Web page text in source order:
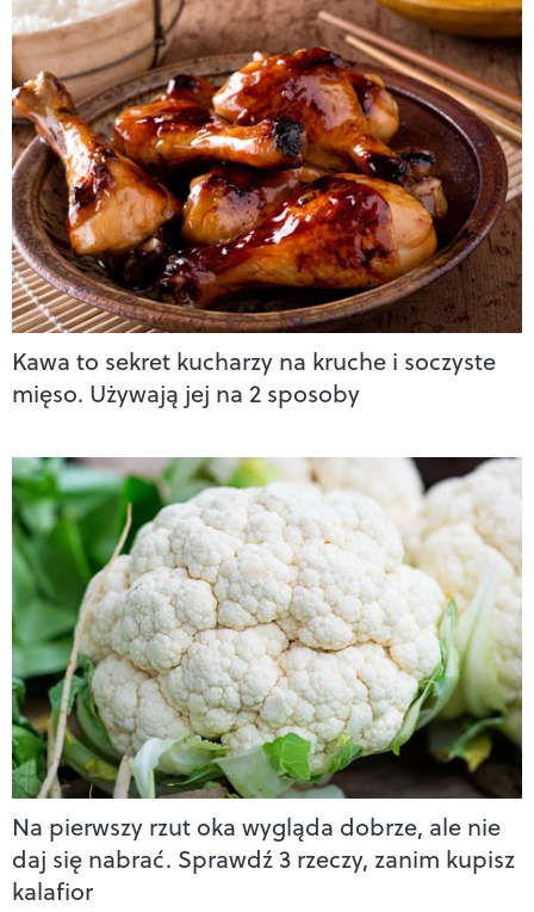
Kawa to sekret kucharzy na kruche i soczyste
mięso. Używają jej na 2 sposoby
Na pierwszy rzut oka wygląda dobrze, ale nie
daj się nabrać. Sprawdź 3 rzeczy, zanim kupisz
kalafior